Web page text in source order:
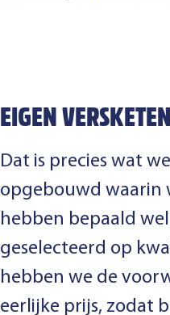
EIGEN
Dat is precies wat
opgebouwd waarin
hebben bepaald
geselecteerd op
hebben we de
eerlijke prijs, zodat